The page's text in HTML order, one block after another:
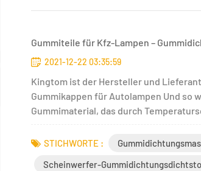
Gummiteile für Kfz-Lampen –
2021-12-22 03:35:59
Kingtom ist der Hersteller und
Gummikappen für Autolampen Und so
Gummimaterial, das durch
STICHWORTE :
Scheinwerfer-